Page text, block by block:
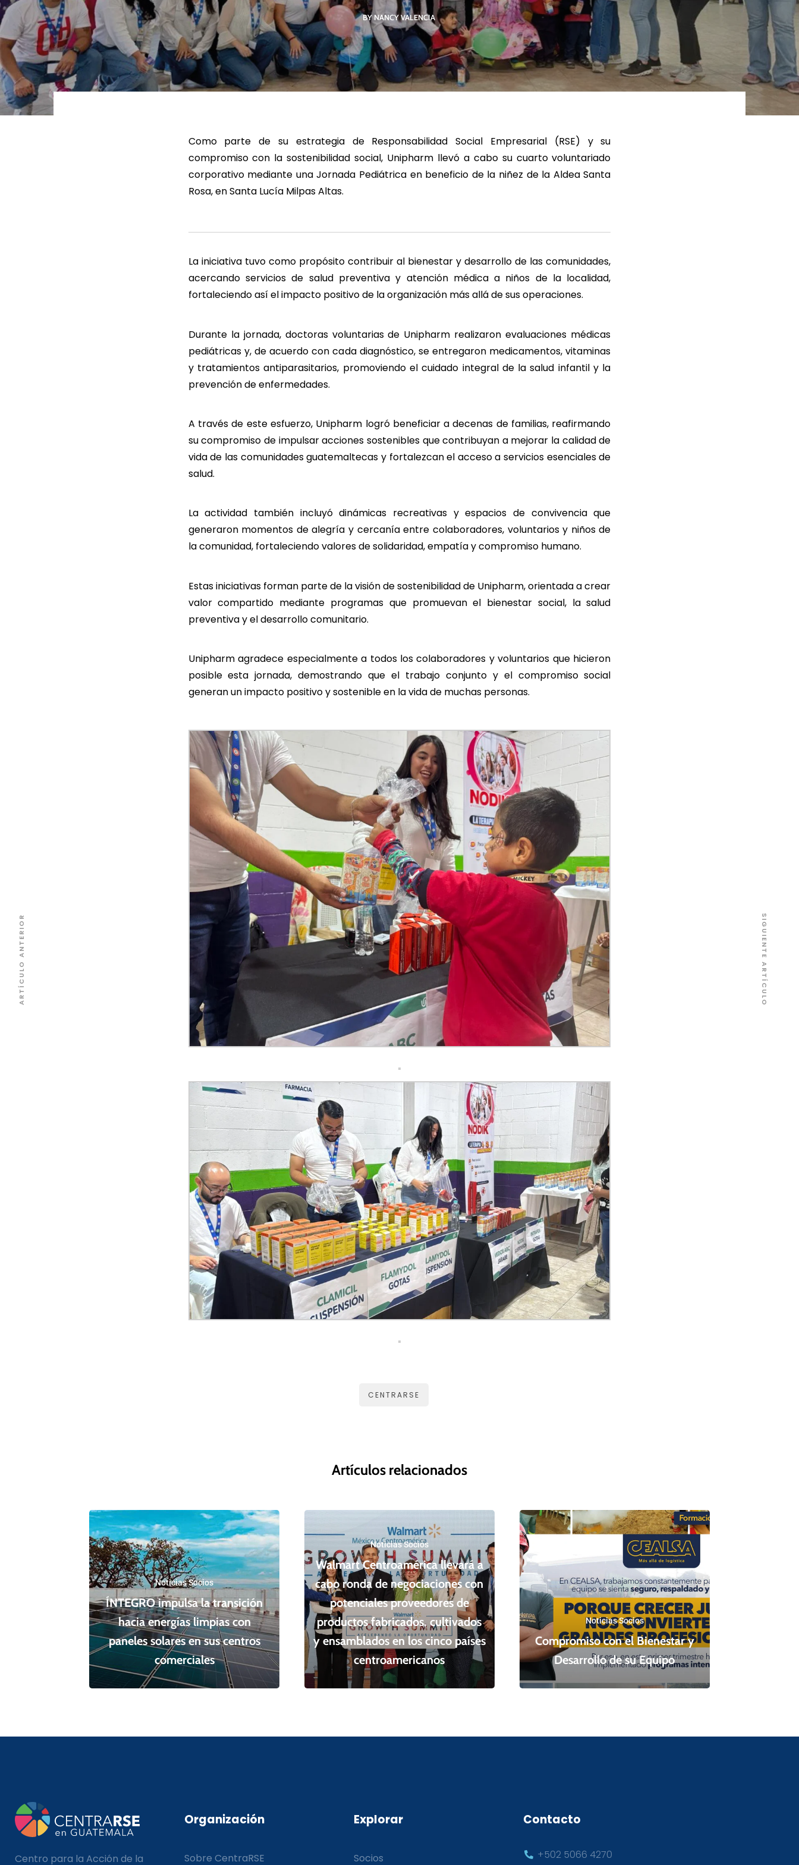
LEER MÁS LEER MÁS LEER MÁS LEER MÁS LEER MÁS
BY NANCY VALENCIA
Como parte de su estrategia de Responsabilidad Social Empresarial (RSE) y su
compromiso con la sostenibilidad social, Unipharm llevó a cabo su cuarto voluntariado
corporativo mediante una Jornada Pediátrica en beneficio de la niñez de la Aldea Santa
Rosa, en Santa Lucía Milpas Altas.
La iniciativa tuvo como propósito contribuir al bienestar y desarrollo de las comunidades,
acercando servicios de salud preventiva y atención médica a niños de la localidad,
fortaleciendo así el impacto positivo de la organización más allá de sus operaciones.
Durante la jornada, doctoras voluntarias de Unipharm realizaron evaluaciones médicas
pediátricas y, de acuerdo con cada diagnóstico, se entregaron medicamentos, vitaminas
y tratamientos antiparasitarios, promoviendo el cuidado integral de la salud infantil y la
prevención de enfermedades.
A través de este esfuerzo, Unipharm logró beneficiar a decenas de familias, reafirmando
su compromiso de impulsar acciones sostenibles que contribuyan a mejorar la calidad de
vida de las comunidades guatemaltecas y fortalezcan el acceso a servicios esenciales de
salud.
La actividad también incluyó dinámicas recreativas y espacios de convivencia que
generaron momentos de alegría y cercanía entre colaboradores, voluntarios y niños de
la comunidad, fortaleciendo valores de solidaridad, empatía y compromiso humano.
Estas iniciativas forman parte de la visión de sostenibilidad de Unipharm, orientada a crear
valor compartido mediante programas que promuevan el bienestar social, la salud
preventiva y el desarrollo comunitario.
Unipharm agradece especialmente a todos los colaboradores y voluntarios que hicieron
posible esta jornada, demostrando que el trabajo conjunto y el compromiso social
generan un impacto positivo y sostenible en la vida de muchas personas.
CENTRARSE
Artículos relacionados
Noticias Socios
ÍNTEGRO impulsa la transición
hacia energías limpias con
paneles solares en sus centros
comerciales
Noticias Socios
Walmart Centroamérica llevará a
cabo ronda de negociaciones con
potenciales proveedores de
productos fabricados, cultivados
y ensamblados en los cinco países
centroamericanos
Noticias Socios
Compromiso con el Bienestar y
Desarrollo de su Equipo
ARTÍCULO ANTERIOR SIGUIENTE ARTÍCULO
Centro para la Acción de la
Organización
Sobre CentraRSE
Explorar
Socios
Contacto
+502 5066 4270